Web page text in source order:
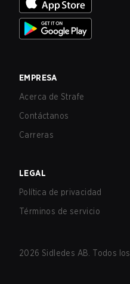
EMPRESA
Acerca de Strafe
Contáctanos
Carreras
LEGAL
Política de privacidad
Términos de servicio
2026 Sidledes AB. Todos